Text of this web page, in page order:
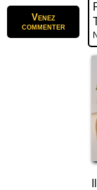
Venez
commenter